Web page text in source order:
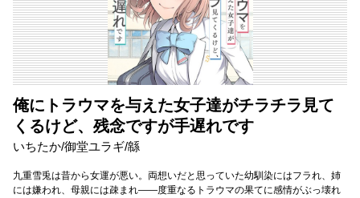
俺にトラウマを与えた女子達がチラチラ見て
くるけど、残念ですが手遅れです
いちたか/御堂ユラギ/緜
九重雪兎は昔から女運が悪い。両想いだと思っていた幼馴染にはフラれ、姉
には嫌われ、母親には疎まれ――度重なるトラウマの果てに感情がぶっ壊れ